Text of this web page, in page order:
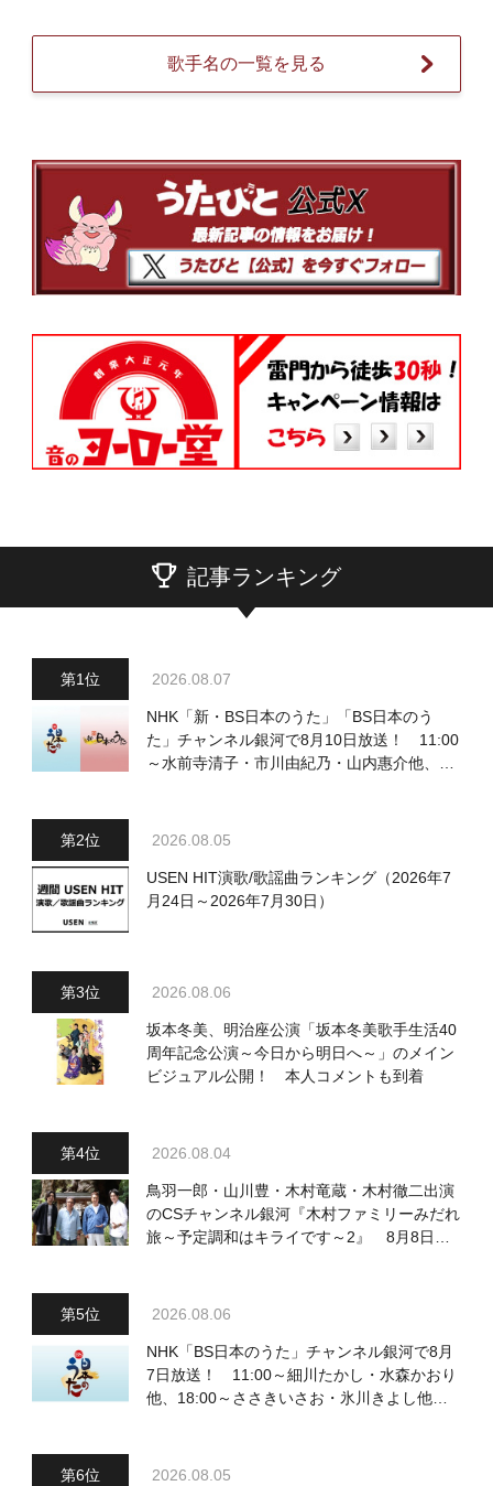
歌手名の一覧を見る
記事ランキング
2026.08.07
NHK「新・BS日本のうた」「BS日本のう
た」チャンネル銀河で8月10日放送！ 11:00
～水前寺清子・市川由紀乃・山内惠介他、
2026.08.05
USEN HIT演歌/歌謡曲ランキング（2026年7
月24日～2026年7月30日）
2026.08.06
坂本冬美、明治座公演「坂本冬美歌手生活40
周年記念公演～今日から明日へ～」のメイン
ビジュアル公開！ 本人コメントも到着
2026.08.04
鳥羽一郎・山川豊・木村竜蔵・木村徹二出演
のCSチャンネル銀河『木村ファミリーみだれ
旅～予定調和はキライです～2』 8月8日
2026.08.06
NHK「BS日本のうた」チャンネル銀河で8月
7日放送！ 11:00～細川たかし・水森かおり
他、18:00～ささきいさお・氷川きよし他登
2026.08.05